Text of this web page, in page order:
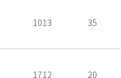
1013 35
1712 20